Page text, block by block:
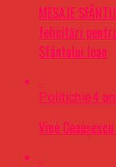
MESAJE
felicitări
Sfântului Ioan
Politichie4
Vine